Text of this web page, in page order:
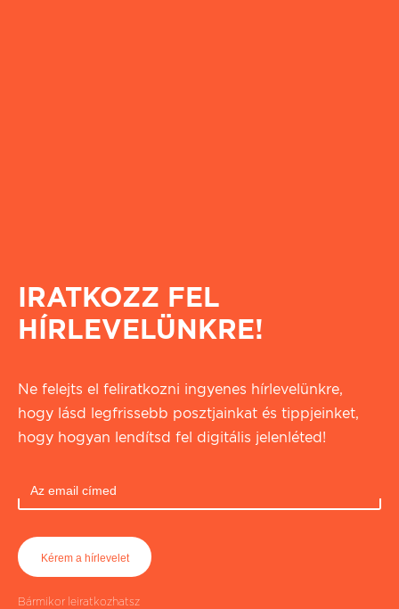
IRATKOZZ FEL
HÍRLEVELÜNKRE!
Ne felejts el feliratkozni ingyenes hírlevelünkre,
hogy lásd legfrissebb posztjainkat és tippjeinket,
hogy hogyan lendítsd fel digitális jelenléted!
Bármikor leiratkozhatsz